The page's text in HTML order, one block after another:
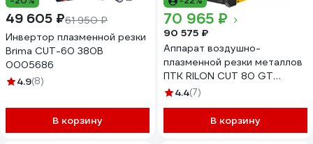
49 605 ₽61 950 ₽
Инвертор плазменной резки
Brima CUT-60 380В
0005686
4.9(8)
В корзину
70 965 ₽
90 575 ₽
Аппарат воздушно-
плазменной резки металлов
ПТК RILON CUT 80 GT
00000029762
4.4(7)
В корзину